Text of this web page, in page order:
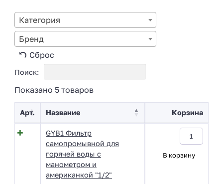
Категория
Бренд
Сброс
Поиск:
Показано 5 товаров
Арт. Название Корзина
GYB1 Фильтр
самопромывной для
горячей воды с
манометром и
американкой "1/2"
В корзину